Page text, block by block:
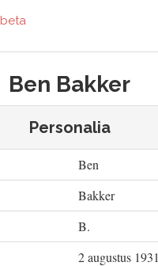
beta
Ben Bakker
Personalia
Ben
Bakker
B.
2 augustus 1931